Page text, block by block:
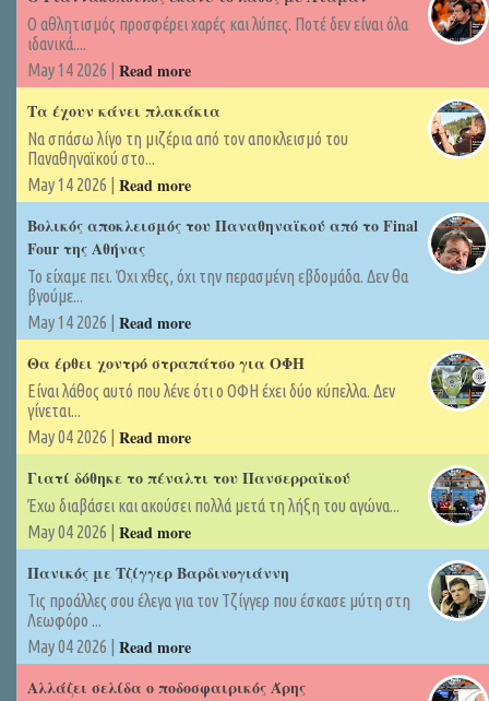
Ο αθλητισμός προσφέρει χαρές και λύπες. Ποτέ δεν είναι όλα
ιδανικά....
May 14 2026 | Read more
Τα έχουν κάνει πλακάκια
Να σπάσω λίγο τη μιζέρια από τον αποκλεισμό του
Παναθηναϊκού στο...
May 14 2026 | Read more
Βολικός αποκλεισμός του Παναθηναϊκού από το Final
Four της Αθήνας
Το είχαμε πει. Όχι χθες, όχι την περασμένη εβδομάδα. Δεν θα
βγούμε...
May 14 2026 | Read more
Θα έρθει χοντρό στραπάτσο για ΟΦΗ
Είναι λάθος αυτό που λένε ότι ο ΟΦΗ έχει δύο κύπελλα. Δεν
γίνεται...
May 04 2026 | Read more
Γιατί δόθηκε το πέναλτι του Πανσερραϊκού
Έχω διαβάσει και ακούσει πολλά μετά τη λήξη του αγώνα...
May 04 2026 | Read more
Πανικός με Τζίγγερ Βαρδινογιάννη
Τις προάλλες σου έλεγα για τον Τζίγγερ που έσκασε μύτη στη
Λεωφόρο ...
May 04 2026 | Read more
Αλλάζει σελίδα ο ποδοσφαιρικός Άρης